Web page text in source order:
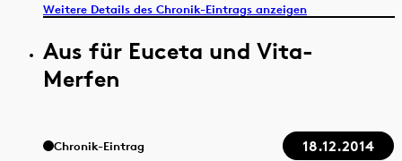
Weitere Details des Chronik-Eintrags anzeigen
Aus für Euceta und Vita-
Merfen
Chronik-Eintrag 18.12.2014